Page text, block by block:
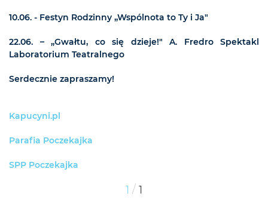
10.06. - Festyn Rodzinny „Wspólnota to Ty i Ja"
22.06. – „Gwałtu, co się dzieje!" A. Fredro Spektakl
Laboratorium Teatralnego
Serdecznie zapraszamy!
Kapucyni.pl
Parafia Poczekajka
SPP Poczekajka
1 / 1